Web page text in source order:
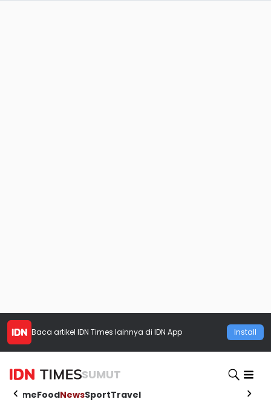
Baca artikel IDN Times lainnya di IDN App Install
SUMUT
HomeFoodNewsSportTravel